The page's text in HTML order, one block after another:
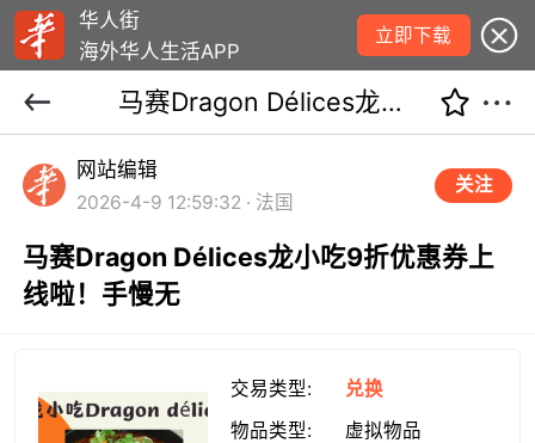
华人街
海外华人生活APP
立即下载
马赛Dragon Délices龙小吃9折优惠券上线啦！手慢无
网站编辑
2026-4-9 12:59:32 · 法国
关注
马赛Dragon Délices龙小吃9折优惠券上
线啦！手慢无
交易类型:
兑换
物品类型:
虚拟物品